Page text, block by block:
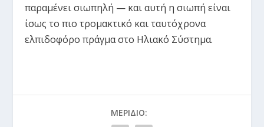
παραμένει σιωπηλή — και αυτή η σιωπή είναι
ίσως το πιο τρομακτικό και ταυτόχρονα
ελπιδοφόρο πράγμα στο Ηλιακό Σύστημα.
ΜΕΡΊΔΙΟ: